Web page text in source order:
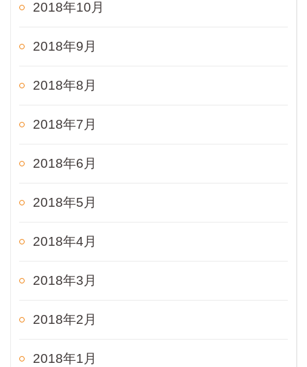
2018年10月
2018年9月
2018年8月
2018年7月
2018年6月
2018年5月
2018年4月
2018年3月
2018年2月
2018年1月